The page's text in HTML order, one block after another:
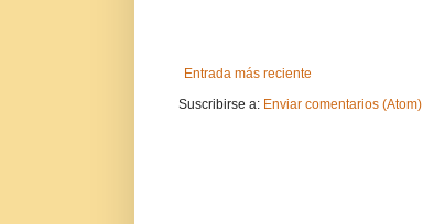
Entrada más reciente
Suscribirse a: Enviar comentarios (Atom)